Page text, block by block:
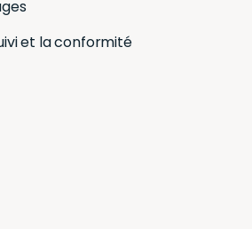
et la conformité